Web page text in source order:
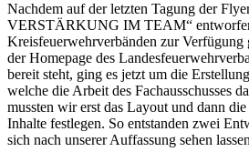
Nachdem auf der letzten Tagung der
VERSTÄRKUNG IM TEAM“
Kreisfeuerwehrverbänden zur Verfügung
der Homepage des
bereit steht, ging es jetzt um die
welche die Arbeit des Fachausschusses
mussten wir erst das Layout und dann
Inhalte festlegen. So entstanden zwei
sich nach unserer Auffassung sehen